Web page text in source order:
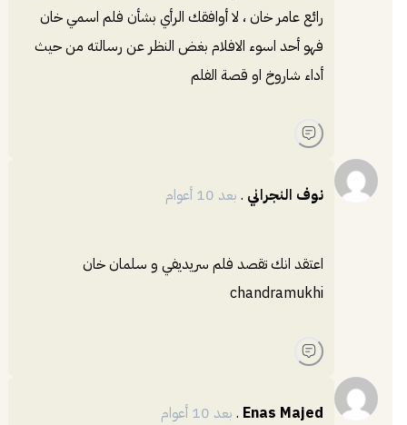
رائع عامر خان ، لا أوافقك الرأي بشأن فلم اسمي خان
فهو أحد اسوء الافلام بغض النظر عن رسالته من حيث
أداء شاروخ او قصة الفلم
نوف النجراني . بعد 10 أعوام
اعتقد انك تقصد فلم سريديفي و سلمان خان
chandramukhi
Enas Majed
. بعد 10 أعوام